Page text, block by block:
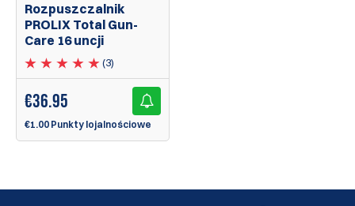
Rozpuszczalnik
PROLIX Total Gun-
Care 16 uncji
(3)
€36.95
€1.00 Punkty lojalnościowe